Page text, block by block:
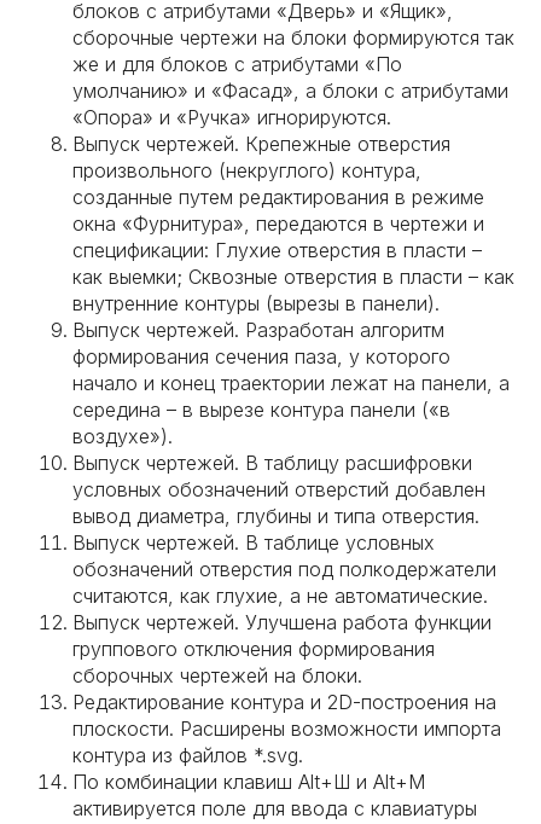
блоков с атрибутами «Дверь» и «Ящик»,
сборочные чертежи на блоки формируются так
же и для блоков с атрибутами «По
умолчанию» и «Фасад», а блоки с атрибутами
«Опора» и «Ручка» игнорируются.
Выпуск чертежей. Крепежные отверстия
произвольного (некруглого) контура,
созданные путем редактирования в режиме
окна «Фурнитура», передаются в чертежи и
спецификации: Глухие отверстия в пласти –
как выемки; Сквозные отверстия в пласти – как
внутренние контуры (вырезы в панели).
Выпуск чертежей. Разработан алгоритм
формирования сечения паза, у которого
начало и конец траектории лежат на панели, а
середина – в вырезе контура панели («в
воздухе»).
Выпуск чертежей. В таблицу расшифровки
условных обозначений отверстий добавлен
вывод диаметра, глубины и типа отверстия.
Выпуск чертежей. В таблице условных
обозначений отверстия под полкодержатели
считаются, как глухие, а не автоматические.
Выпуск чертежей. Улучшена работа функции
группового отключения формирования
сборочных чертежей на блоки.
Редактирование контура и 2D-построения на
плоскости. Расширены возможности импорта
контура из файлов *.svg.
По комбинации клавиш Alt+Ш и Alt+М
активируется поле для ввода с клавиатуры